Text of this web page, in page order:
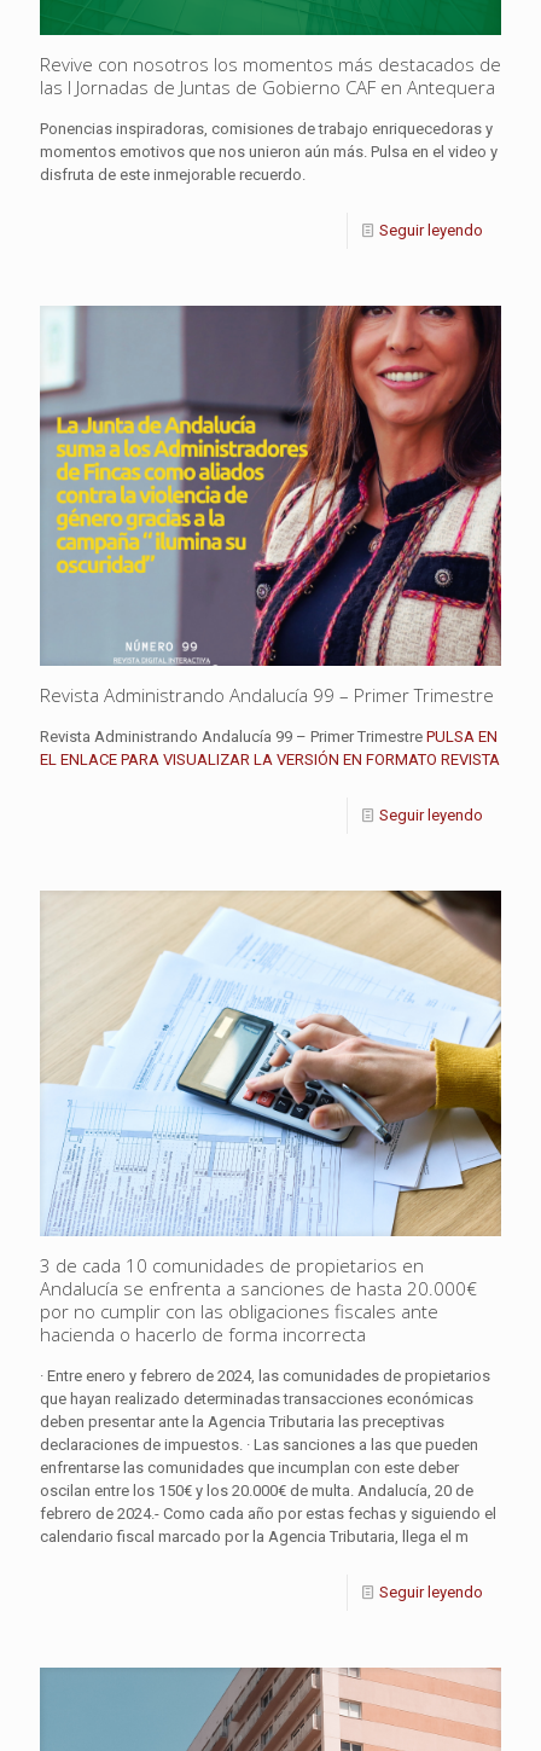
Revive con nosotros los momentos más destacados de
las I Jornadas de Juntas de Gobierno CAF en Antequera
Ponencias inspiradoras, comisiones de trabajo enriquecedoras y
momentos emotivos que nos unieron aún más. Pulsa en el video y
disfruta de este inmejorable recuerdo.
Seguir leyendo
Revista Administrando Andalucía 99 – Primer Trimestre
Revista Administrando Andalucía 99 – Primer Trimestre PULSA EN
EL ENLACE PARA VISUALIZAR LA VERSIÓN EN FORMATO REVISTA
Seguir leyendo
3 de cada 10 comunidades de propietarios en
Andalucía se enfrenta a sanciones de hasta 20.000€
por no cumplir con las obligaciones fiscales ante
hacienda o hacerlo de forma incorrecta
· Entre enero y febrero de 2024, las comunidades de propietarios
que hayan realizado determinadas transacciones económicas
deben presentar ante la Agencia Tributaria las preceptivas
declaraciones de impuestos. · Las sanciones a las que pueden
enfrentarse las comunidades que incumplan con este deber
oscilan entre los 150€ y los 20.000€ de multa. Andalucía, 20 de
febrero de 2024.- Como cada año por estas fechas y siguiendo el
calendario fiscal marcado por la Agencia Tributaria, llega el m
Seguir leyendo